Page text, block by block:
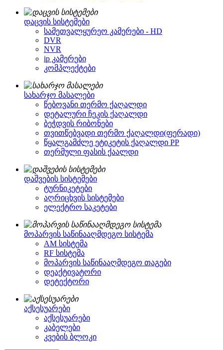
დაცვის სისტემები
სამეთვალყურეო კამერები - HD
DVR
NVR
ip კამერები
კომპლექტები
სახარჯო მასალები
წებოვანი თერმო ქაღალდი
დეტალური ჩეკის ქაღალდი
ბეჭდვის რიბონები
თვითწებვადი თერმო ქაღალდი(ფერადი)
წყალგამძლე ეტიკეტის ქაღალდი PP
თერმული ფასის ქაალდი
დაშვების სისტემები
ტურნიკეტები
აღრიცხვის სისტემები
ელექტრო საკეტები
მოპარვის საწინააღმდეგო სისტემა
AM სისტემა
RF სისტემა
მოპარვის საწინააღმდეგო თაგები
დეაქტივატორი
დეტექტორი
აქსესუარები
აქსესუარები
კაბელები
კვების ბლოკი